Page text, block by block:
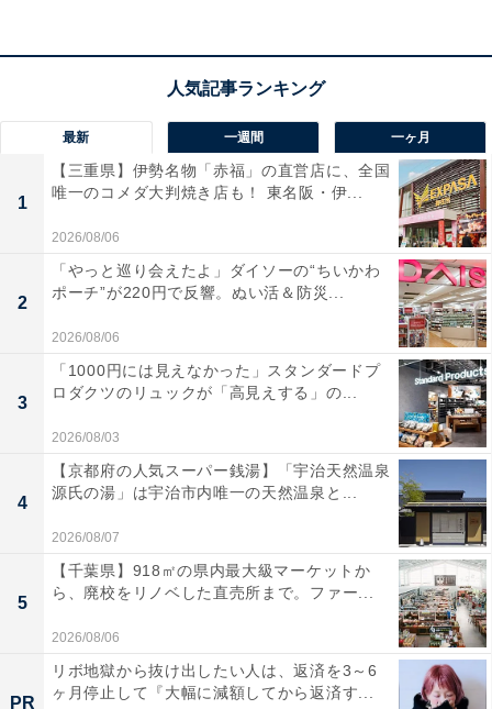
でした」「部屋の露天風呂も温泉でゆっくり出来まし
た！」という声があがっています。お財布を気にせず贅
沢なリゾートを満喫したい人や、温泉とグルメを両方楽
しみたい人におすすめの宿です。
あわせて読みたい
【勝浦温泉の人気ホテル】「南紀勝浦温泉 ホ
テル浦島」は圧倒的なスケールを誇る洞窟風
※掲載されている情報は記事公開時のものです。あらか
じめご了承ください。また、記事中の宿泊プランを予約
すると、売上の一部がオールアバウトに還元されること
があります。
All About ニュース お買
いもの部
Amazonのセール商品から売れ筋ランキングまで、毎日のお買いも
のがもっと楽しく、もっとお得になる情報をお届け。編集部員によ
る独自レビューなど、ここでしか手に入らない情報も満載です。
...続きを読む
最新 一週間 一ヶ月
1
【三重県】伊勢名物「赤福」の直営店に、全国
唯一のコメダ大判焼き店も！ 東名阪・伊...
2026/08/06
2
「やっと巡り会えたよ」ダイソーの“ちいかわ
ポーチ”が220円で反響。ぬい活＆防災...
2026/08/06
3
「1000円には見えなかった」スタンダードプ
ロダクツのリュックが「高見えする」の...
2026/08/03
4
【京都府の人気スーパー銭湯】「宇治天然温泉
源氏の湯」は宇治市内唯一の天然温泉と...
2026/08/07
5
【千葉県】918㎡の県内最大級マーケットか
ら、廃校をリノベした直売所まで。ファー...
2026/08/06
PR
リボ地獄から抜け出したい人は、返済を3～6
ヶ月停止して『大幅に減額してから返済す...